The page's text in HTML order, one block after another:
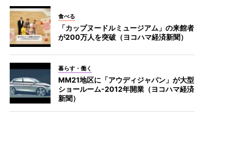
食べる
「カップヌードルミュージアム」の来館者
が200万人を突破（ヨコハマ経済新聞）
暮らす・働く
MM21地区に「アウディジャパン」が大型
ショールーム-2012年開業（ヨコハマ経済
新聞）